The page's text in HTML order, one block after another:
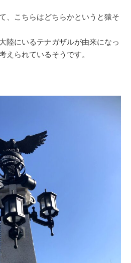
、こちらはどちらかというと猿そ
陸にいるテナガザルが由来になっ
えられているそうです。